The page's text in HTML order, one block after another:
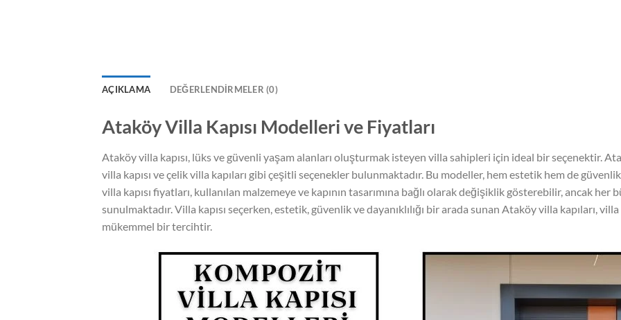
AÇIKLAMA DEĞERLENDIRMELER (0)
Ataköy Villa Kapısı Modelleri ve Fiyatları
Ataköy villa kapısı, lüks ve güvenli yaşam alanları oluşturmak isteyen villa sahipleri için ideal bir seçenektir.
villa kapısı ve çelik villa kapıları gibi çeşitli seçenekler bulunmaktadır. Bu modeller, hem estetik hem de
villa kapısı fiyatları, kullanılan malzemeye ve kapının tasarımına bağlı olarak değişiklik gösterebilir, ancak her
sunulmaktadır. Villa kapısı seçerken, estetik, güvenlik ve dayanıklılığı bir arada sunan Ataköy villa kapıları,
mükemmel bir tercihtir.